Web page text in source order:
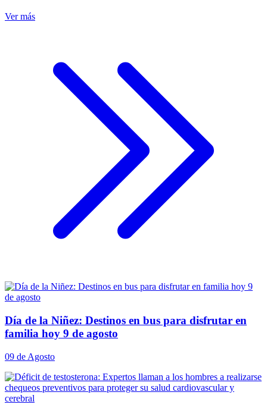
Ver más
Día de la Niñez: Destinos en bus para disfrutar en
familia hoy 9 de agosto
09 de Agosto